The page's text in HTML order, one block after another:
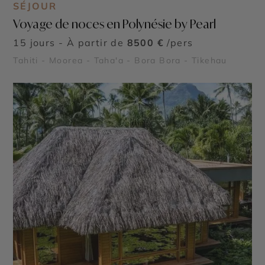
SÉJOUR
Voyage de noces en Polynésie by Pearl
15 jours - À partir de 8500 € /pers
Tahiti - Moorea - Taha'a - Bora Bora - Tikehau